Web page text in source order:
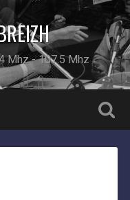
Mhz - 107.5 Mhz